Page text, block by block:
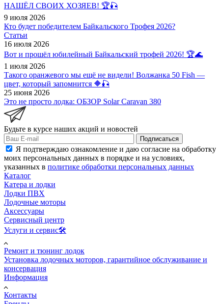
НАШЁЛ СВОИХ ХОЗЯЕВ! 🏆🎣
9 июля 2026
Кто будет победителем Байкальского Трофея 2026?
Статьи
16 июля 2026
Вот и прошёл юбилейный Байкальский трофей 2026! 🏆🌊
1 июля 2026
Такого оранжевого мы ещё не видели! Волжанка 50 Fish —
цвет, который запомнится 🔶🎣
25 июня 2026
Это не просто лодка: ОБЗОР Solar Caravan 380
Будьте в курсе наших акций и новостей
Подписаться
Я подтверждаю ознакомление и даю согласие на обработку
моих персональных данных в порядке и на условиях,
указанных в политике обработки персональных данных
Каталог
Катера и лодки
Лодки ПВХ
Лодочные моторы
Аксессуары
Сервисный центр
Услуги и сервис🛠️
Ремонт и тюнинг лодок
Установка лодочных моторов, гарантийное обслуживание и
консервация
Информация
Контакты